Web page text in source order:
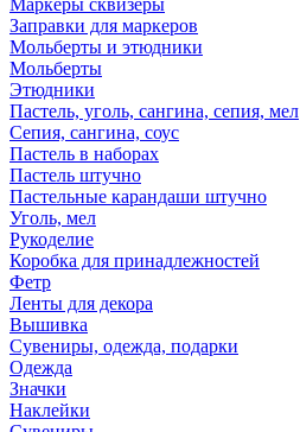
Маркеры сквизеры
Заправки для маркеров
Мольберты и этюдники
Мольберты
Этюдники
Пастель, уголь, сангина, сепия, мел
Сепия, сангина, соус
Пастель в наборах
Пастель штучно
Пастельные карандаши штучно
Уголь, мел
Рукоделие
Коробка для принадлежностей
Фетр
Ленты для декора
Вышивка
Сувениры, одежда, подарки
Одежда
Значки
Наклейки